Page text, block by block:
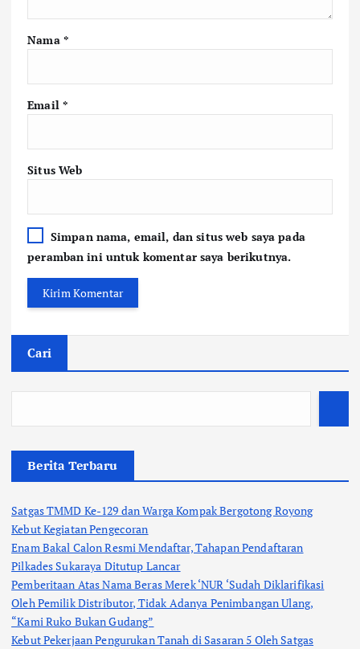
Nama *
Email *
Situs Web
Simpan nama, email, dan situs web saya pada
peramban ini untuk komentar saya berikutnya.
Cari
Berita Terbaru
Satgas TMMD Ke-129 dan Warga Kompak Bergotong Royong
Kebut Kegiatan Pengecoran
Enam Bakal Calon Resmi Mendaftar, Tahapan Pendaftaran
Pilkades Sukaraya Ditutup Lancar
Pemberitaan Atas Nama Beras Merek ‘NUR ‘Sudah Diklarifikasi
Oleh Pemilik Distributor, Tidak Adanya Penimbangan Ulang,
“Kami Ruko Bukan Gudang”
Kebut Pekerjaan Pengurukan Tanah di Sasaran 5 Oleh Satgas